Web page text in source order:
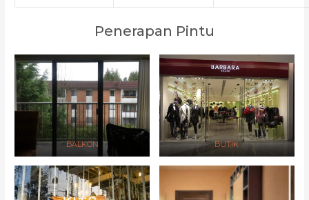
Penerapan Pintu
BALKON BUTIK